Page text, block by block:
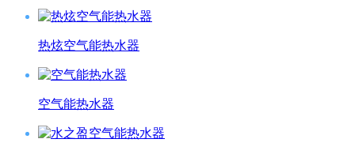
热炫空气能热水器
空气能热水器